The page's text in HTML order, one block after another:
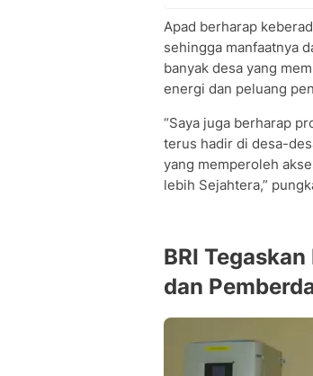
Apad berharap
sehingga manfaatnya
banyak desa yang
energi dan peluang
“Saya juga berharap
terus hadir di desa-
yang memperoleh
lebih Sejahtera,”
BRI
dan